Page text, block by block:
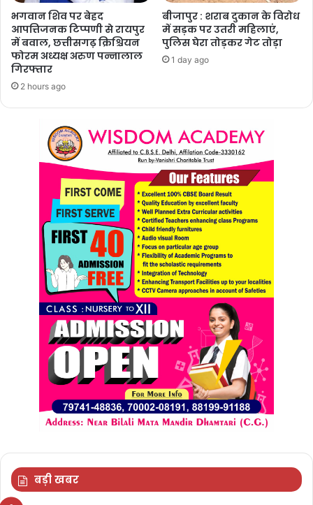
भगवान शिव पर बेहद
आपत्तिजनक टिप्पणी से रायपुर
में बवाल, छत्तीसगढ़ क्रिश्चियन
फोरम अध्यक्ष अरुण पन्नालाल
गिरफ्तार
2 hours ago
बीजापुर : शराब दुकान के विरोध
में सड़क पर उतरी महिलाएं,
पुलिस घेरा तोड़कर गेट तोड़ा
1 day ago
बड़ी खबर